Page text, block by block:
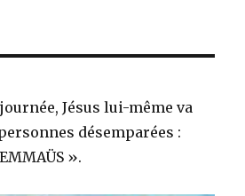
Jésus lui-même va
désemparées :
».